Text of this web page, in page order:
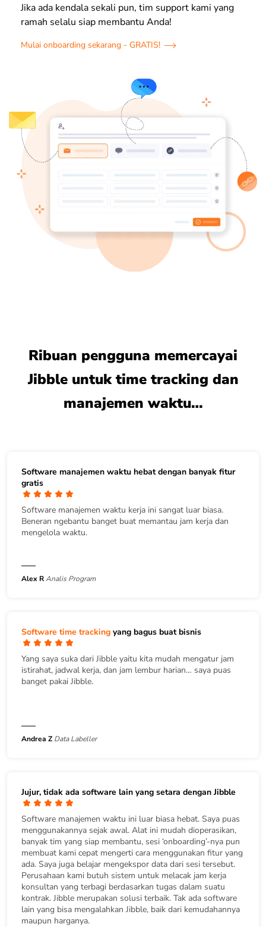
Jika ada kendala sekali pun, tim support kami yang
ramah selalu siap membantu Anda!
Mulai onboarding sekarang - GRATIS!
Ribuan pengguna memercayai
Jibble untuk time tracking dan
manajemen waktu…
Software manajemen waktu hebat dengan banyak fitur
gratis
Software manajemen waktu kerja ini sangat luar biasa.
Beneran ngebantu banget buat memantau jam kerja dan
mengelola waktu.
Alex RAnalis Program
Software time tracking yang bagus buat bisnis
Yang saya suka dari Jibble yaitu kita mudah mengatur jam
istirahat, jadwal kerja, dan jam lembur harian… saya puas
banget pakai Jibble.
Andrea Z Data Labeller
Jujur, tidak ada software lain yang setara dengan Jibble
Software manajemen waktu ini luar biasa hebat. Saya puas
menggunakannya sejak awal. Alat ini mudah dioperasikan,
banyak tim yang siap membantu, sesi ‘onboarding’-nya pun
membuat kami cepat mengerti cara menggunakan fitur yang
ada. Saya juga belajar mengekspor data dari sesi tersebut.
Perusahaan kami butuh sistem untuk melacak jam kerja
konsultan yang terbagi berdasarkan tugas dalam suatu
kontrak. Jibble merupakan solusi terbaik. Tak ada software
lain yang bisa mengalahkan Jibble, baik dari kemudahannya
maupun harganya.